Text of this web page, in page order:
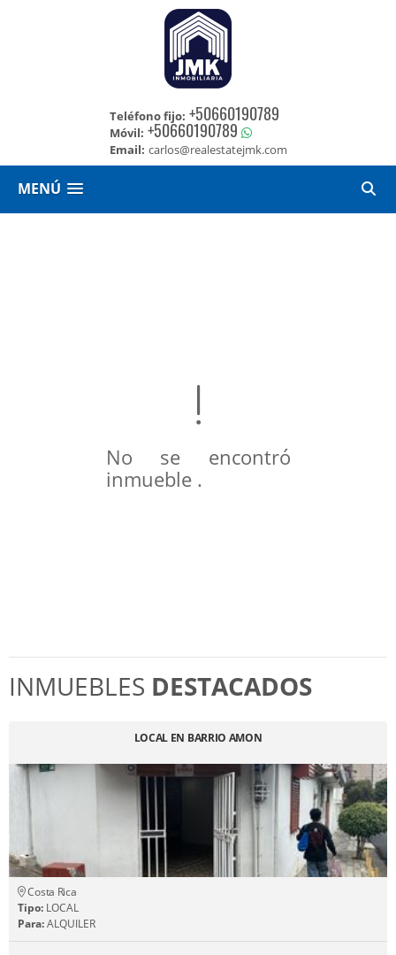
Teléfono fijo: +50660190789
Móvil: +50660190789
Email: carlos@realestatejmk.com
MENÚ
No se encontró
inmueble .
INMUEBLES DESTACADOS
LOCAL EN BARRIO AMON
Costa Rica
Tipo: LOCAL
Para:ALQUILER